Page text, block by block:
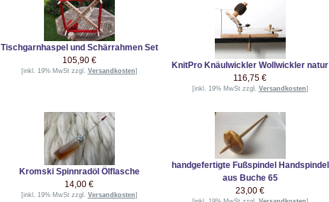
Tischgarnhaspel und Schärrahmen Set
105,90 €
[inkl. 19% MwSt zzgl. Versandkosten]
KnitPro Knäulwickler Wollwickler natur
116,75 €
[inkl. 19% MwSt zzgl. Versandkosten]
Kromski Spinnradöl Ölflasche
14,00 €
[inkl. 19% MwSt zzgl. Versandkosten]
handgefertigte Fußspindel Handspindel
aus Buche 65
23,00 €